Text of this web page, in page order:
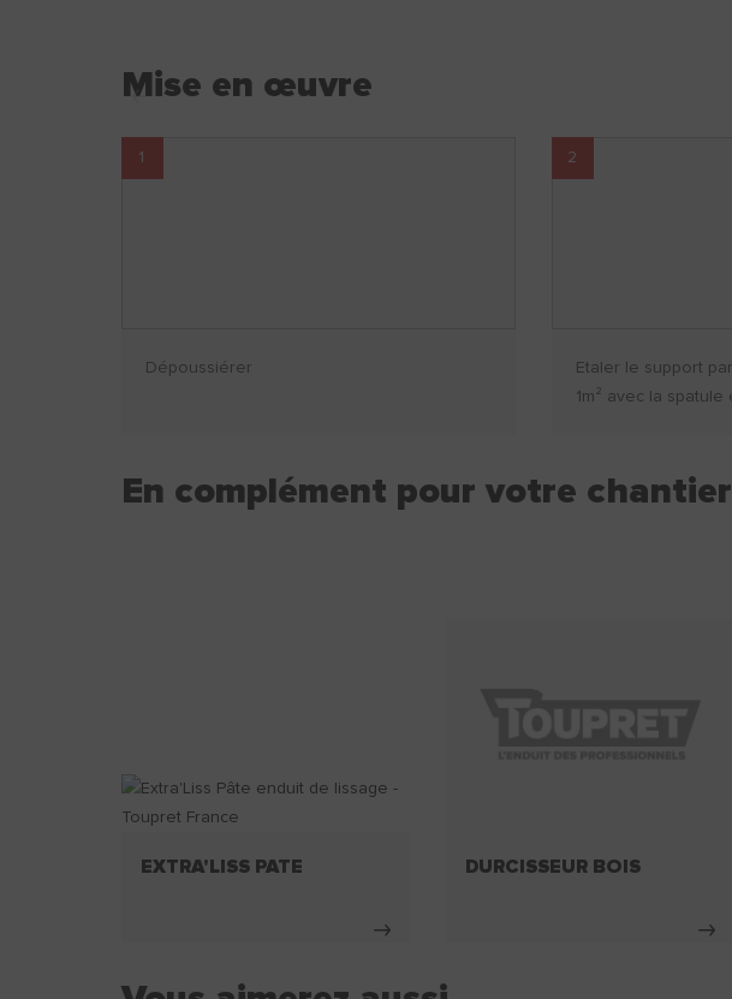
Mise en œuvre
1
Dépoussiérer
2
Etaler le support
1m² avec la
En complément pour votre chantier
EXTRA'LISS PATE DURCISSEUR BOIS